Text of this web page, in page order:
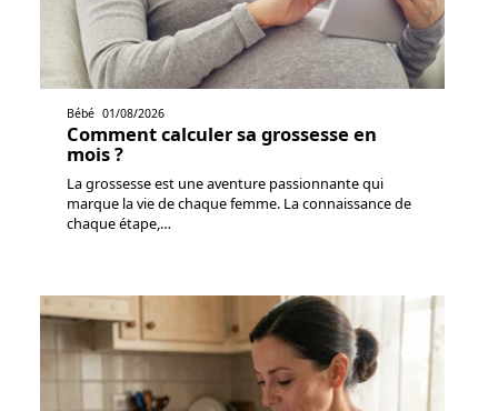
Bébé 01/08/2026
Comment calculer sa grossesse en
mois ?
La grossesse est une aventure passionnante qui
marque la vie de chaque femme. La connaissance de
chaque étape,…